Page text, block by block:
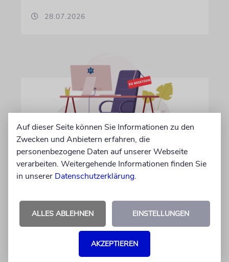
28.07.2026
IN EIGENER SACHE
Volontär/in gesucht
Volontär (m/w/d) in Vollzeit
06.07.2026
Auf dieser Seite können Sie Informationen zu den
Zwecken und Anbietern erfahren, die
personenbezogene Daten auf unserer Webseite
verarbeiten. Weitergehende Informationen finden Sie
in unserer Datenschutzerklärung.
ALLES ABLEHNEN EINSTELLUNGEN
AKZEPTIEREN